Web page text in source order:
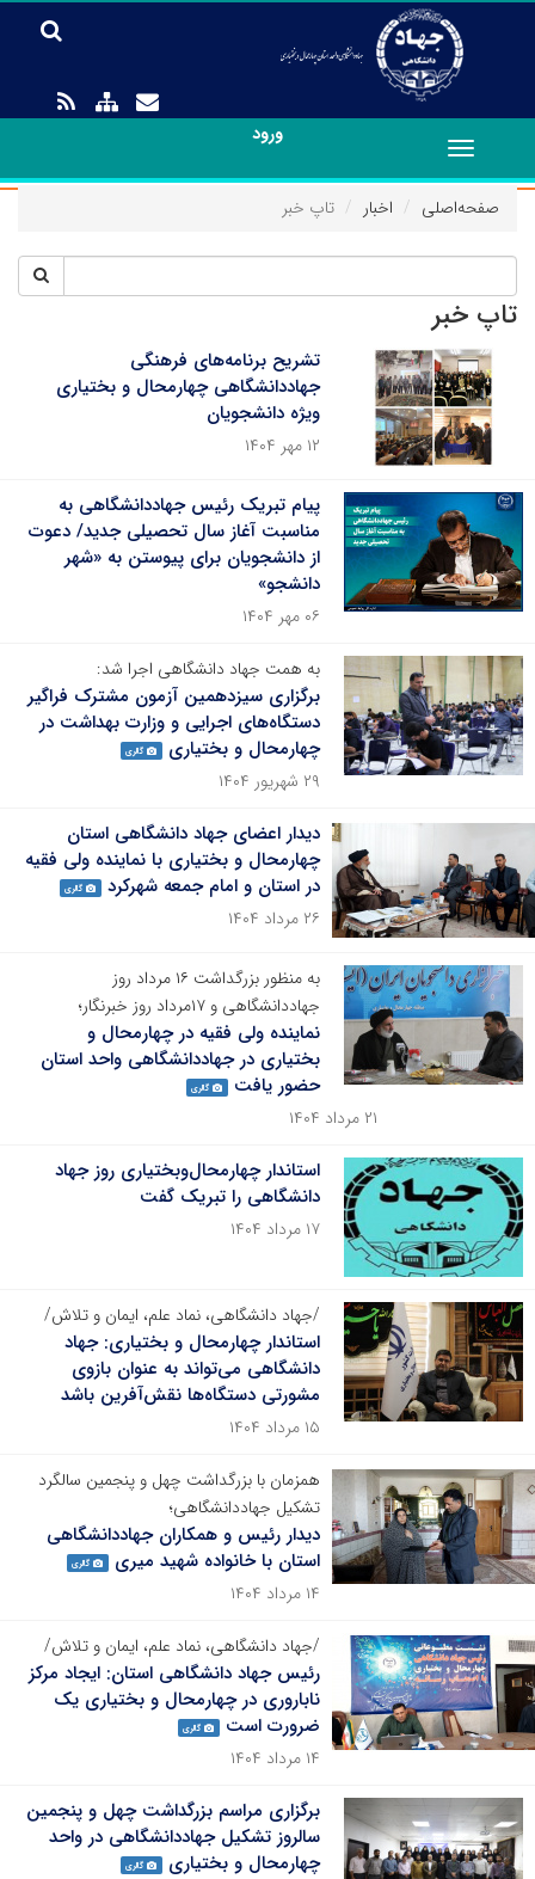
ورود
Toggle
navigation
صفحه‌اصلی
اخبار تاپ خبر
تاپ خبر
تشریح برنامه‌های فرهنگی
جهاددانشگاهی چهارمحال و بختیاری
ویژه دانشجویان
۱۲ مهر ۱۴۰۴
پیام تبریک رئیس جهاددانشگاهی به
مناسبت آغاز سال تحصیلی جدید/ دعوت
از دانشجویان برای پیوستن به «شهر
دانشجو»
۰۶ مهر ۱۴۰۴
به همت جهاد دانشگاهی اجرا شد:
برگزاری سیزدهمین آزمون مشترک فراگیر
دستگاه‌های اجرایی و وزارت بهداشت در
چهارمحال و بختیاری
گالری
۲۹ شهریور ۱۴۰۴
دیدار اعضای جهاد دانشگاهی استان
چهارمحال و بختیاری با نماینده ولی فقیه
در استان و امام جمعه شهرکرد
گالری
۲۶ مرداد ۱۴۰۴
به منظور بزرگداشت ۱۶ مرداد روز
جهاددانشگاهی و ۱۷مرداد روز خبرنگار؛
نماینده ولی فقیه در چهارمحال و
بختیاری در جهاددانشگاهی واحد استان
حضور یافت
گالری
۲۱ مرداد ۱۴۰۴
استاندار چهارمحال‌و‌بختیاری روز جهاد
دانشگاهی را تبریک گفت
۱۷ مرداد ۱۴۰۴
/جهاد دانشگاهی، نماد علم، ایمان و تلاش/
استاندار چهارمحال و بختیاری: جهاد
دانشگاهی می‌تواند به عنوان بازوی
مشورتی دستگاه‌ها نقش‌آفرین باشد
۱۵ مرداد ۱۴۰۴
همزمان با بزرگداشت چهل و پنجمین سالگرد
تشکیل جهاددانشگاهی؛
دیدار رئیس و همکاران جهاددانشگاهی
استان با خانواده شهید میری
گالری
۱۴ مرداد ۱۴۰۴
/جهاد دانشگاهی، نماد علم، ایمان و تلاش/
رئیس جهاد دانشگاهی استان: ایجاد مرکز
ناباروری در چهارمحال و بختیاری یک
ضرورت است
گالری
۱۴ مرداد ۱۴۰۴
برگزاری مراسم بزرگداشت چهل و پنجمین
سالروز تشکیل جهاددانشگاهی در واحد
چهارمحال و بختیاری
گالری